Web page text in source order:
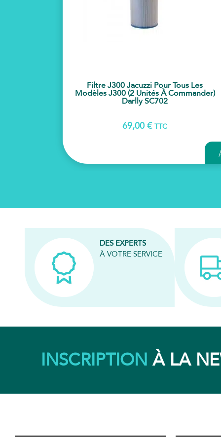
Filtre J300 Jacuzzi Pour Tous Les
Modèles J300 (2 Unités À Commander)
Darlly SC702
69,00€ TTC
DES EXPERTS
À VOTRE SERVICE
INSCRIPTION À LA